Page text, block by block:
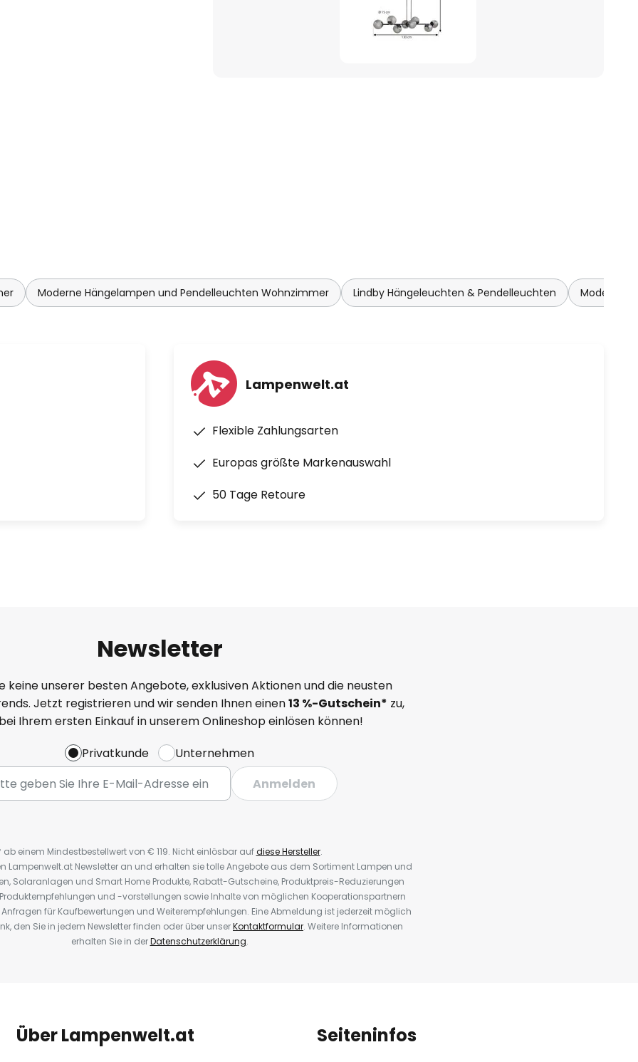
Moderne Hängelampen und Pendelleuchten Wohnzimmer Lindby Hängeleuchten & Pendelleuchten Moderne
Lampenwelt.at
Flexible Zahlungsarten
Europas größte Markenauswahl
50 Tage Retoure
Newsletter
keine unserer besten Angebote, exklusiven Aktionen und die neusten
Jetzt registrieren und wir senden Ihnen einen13 %-Gutschein* zu,
Ihrem ersten Einkauf in unserem Onlineshop einlösen können!
Privatkunde
Unternehmen
Anmelden
ab einem Mindestbestellwert von € 119. Nicht einlösbar aufdiese Hersteller.
Lampenwelt.at Newsletter an und erhalten sie tolle Angebote aus dem Sortiment Lampen und
Solaranlagen und Smart Home Produkte, Rabatt-Gutscheine, Produktpreis-Reduzierungen
und -vorstellungen sowie Inhalte von möglichen Kooperationspartnern
für Kaufbewertungen und Weiterempfehlungen. Eine Abmeldung ist jederzeit möglich
den Sie in jedem Newsletter finden oder über unserKontaktformular. Weitere Informationen
erhalten Sie in derDatenschutzerklärung.
Über Lampenwelt.at Seiteninfos